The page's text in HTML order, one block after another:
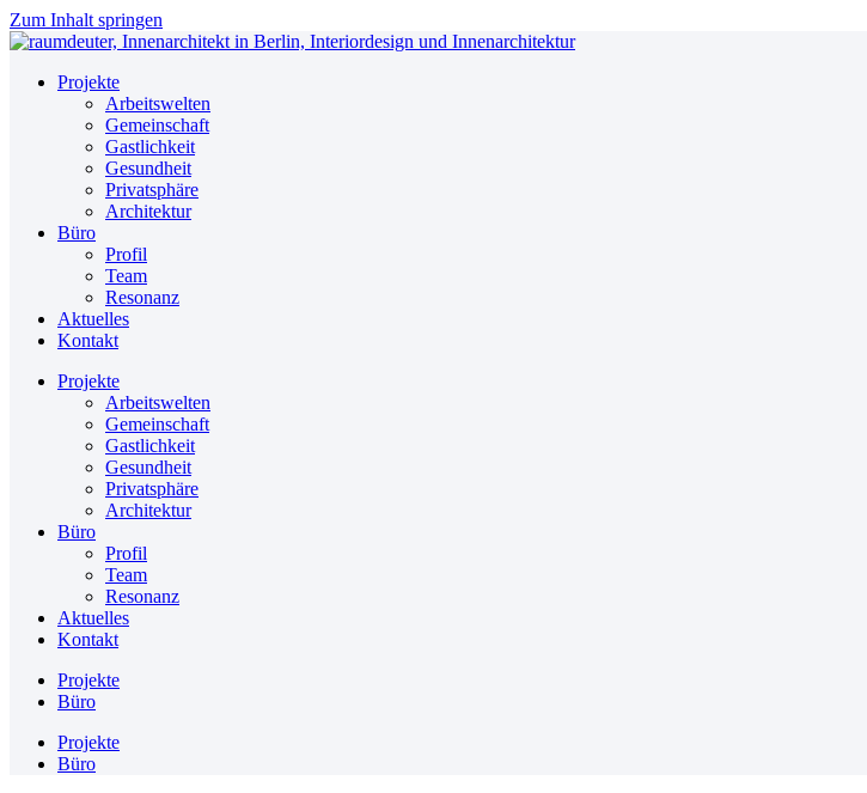
Zum Inhalt springen
Projekte
Arbeitswelten
Gemeinschaft
Gastlichkeit
Gesundheit
Privatsphäre
Architektur
Büro
Profil
Team
Resonanz
Aktuelles
Kontakt
Projekte
Arbeitswelten
Gemeinschaft
Gastlichkeit
Gesundheit
Privatsphäre
Architektur
Büro
Profil
Team
Resonanz
Aktuelles
Kontakt
Projekte
Büro
Projekte
Büro